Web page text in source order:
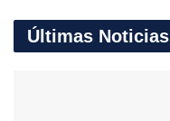
Últimas Noticias